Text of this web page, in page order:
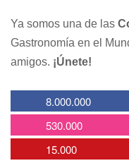
Ya somos una de las
Gastronomía en el
amigos. ¡Únete!
8.000.000
530.000
15.000